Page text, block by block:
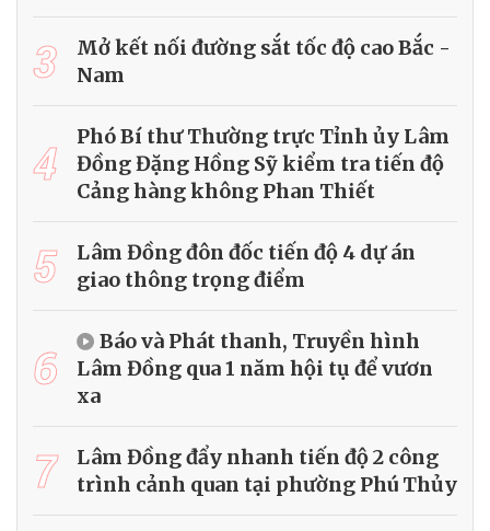
3
Mở kết nối đường sắt tốc độ cao Bắc -
Nam
4
Phó Bí thư Thường trực Tỉnh ủy Lâm
Đồng Đặng Hồng Sỹ kiểm tra tiến độ
Cảng hàng không Phan Thiết
5
Lâm Đồng đôn đốc tiến độ 4 dự án
giao thông trọng điểm
6
Báo và Phát thanh, Truyền hình
Lâm Đồng qua 1 năm hội tụ để vươn
xa
7
Lâm Đồng đẩy nhanh tiến độ 2 công
trình cảnh quan tại phường Phú Thủy